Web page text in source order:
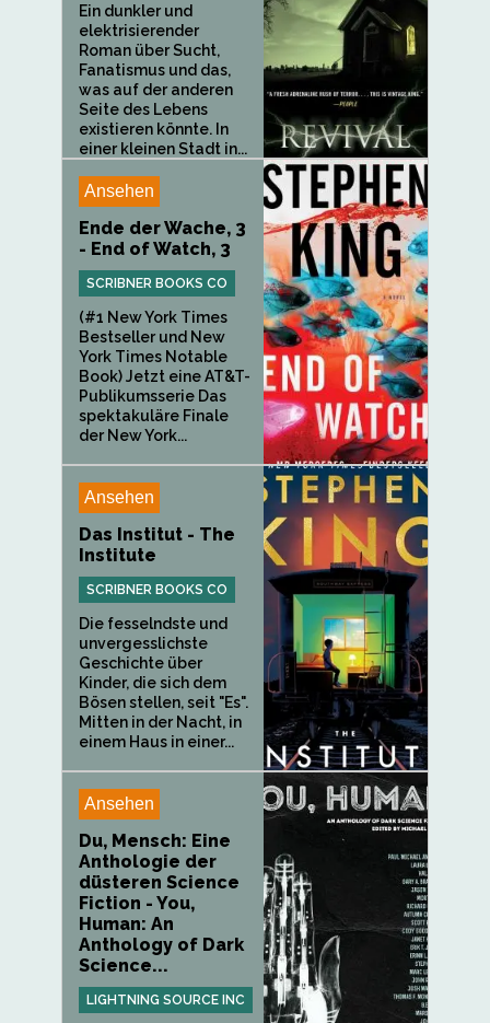
Ein dunkler und
elektrisierender
Roman über Sucht,
Fanatismus und das,
was auf der anderen
Seite des Lebens
existieren könnte. In
einer kleinen Stadt in...
Ansehen
Ende der Wache, 3
- End of Watch, 3
SCRIBNER BOOKS CO
(#1 New York Times
Bestseller und New
York Times Notable
Book) Jetzt eine AT&T-
Publikumsserie Das
spektakuläre Finale
der New York...
Ansehen
Das Institut - The
Institute
SCRIBNER BOOKS CO
Die fesselndste und
unvergesslichste
Geschichte über
Kinder, die sich dem
Bösen stellen, seit "Es".
Mitten in der Nacht, in
einem Haus in einer...
Ansehen
Du, Mensch: Eine
Anthologie der
düsteren Science
Fiction - You,
Human: An
Anthology of Dark
Science...
LIGHTNING SOURCE INC